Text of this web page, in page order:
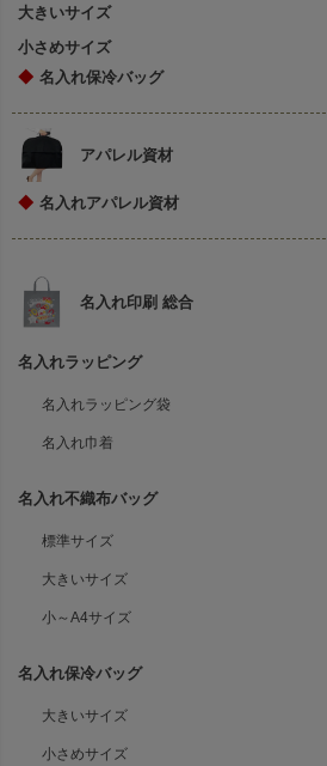
大きいサイズ
小さめサイズ
◆ 名入れ保冷バッグ
アパレル資材
◆ 名入れアパレル資材
名入れ印刷 総合
名入れラッピング
名入れラッピング袋
名入れ巾着
名入れ不織布バッグ
標準サイズ
大きいサイズ
小～A4サイズ
名入れ保冷バッグ
大きいサイズ
小さめサイズ